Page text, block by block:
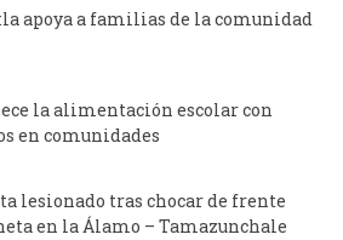
apoya a familias de la comunidad
la alimentación escolar con
en comunidades
lesionado tras chocar de frente
en la Álamo – Tamazunchale